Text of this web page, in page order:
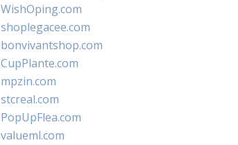
WishOping.com
shoplegacee.com
bonvivantshop.com
CupPlante.com
mpzin.com
stcreal.com
PopUpFlea.com
valueml.com